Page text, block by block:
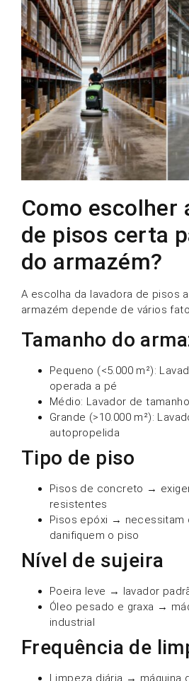
Como escolher
de pisos certa
do armazém?
A escolha da lavadora de pisos
armazém depende de vários
Tamanho do
Pequeno (<5.000 m²):
operada a pé
Médio: Lavador de
Grande (>10.000 m²):
autopropelida
Tipo de piso
Pisos de concreto →
resistentes
Pisos epóxi → necessitam
danifiquem o piso
Nível de sujeira
Poeira leve → lavador
Óleo pesado e graxa →
industrial
Frequência de
Limpeza diária → máquina